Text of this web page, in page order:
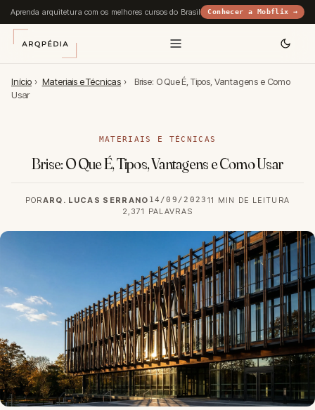
Aprenda arquitetura com os melhores cursos do Brasil Conhecer a Mobflix →
Início › Materiais e Técnicas ›
Brise: O Que É, Tipos, Vantagens e Como
Usar
MATERIAIS E TÉCNICAS
Brise: O Que É, Tipos, Vantagens e Como Usar
PORARQ. LUCAS SERRANO 14/09/2023 11 MIN DE LEITURA
2,371 PALAVRAS